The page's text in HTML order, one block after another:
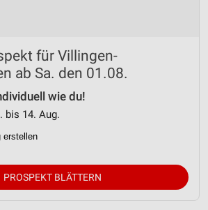
für Villingen-
ab Sa. den 01.08.
wie du!
bis 14. Aug.
erstellen
PROSPEKT BLÄTTERN